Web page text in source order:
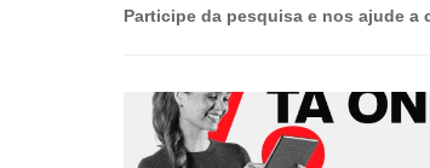
Participe da pesquisa e nos ajude